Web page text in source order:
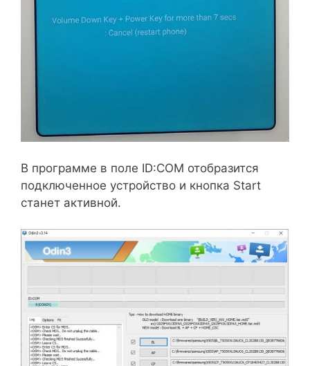
В программе в поле ID:COM отобразится
подключенное устройство и кнопка Start
станет активной.